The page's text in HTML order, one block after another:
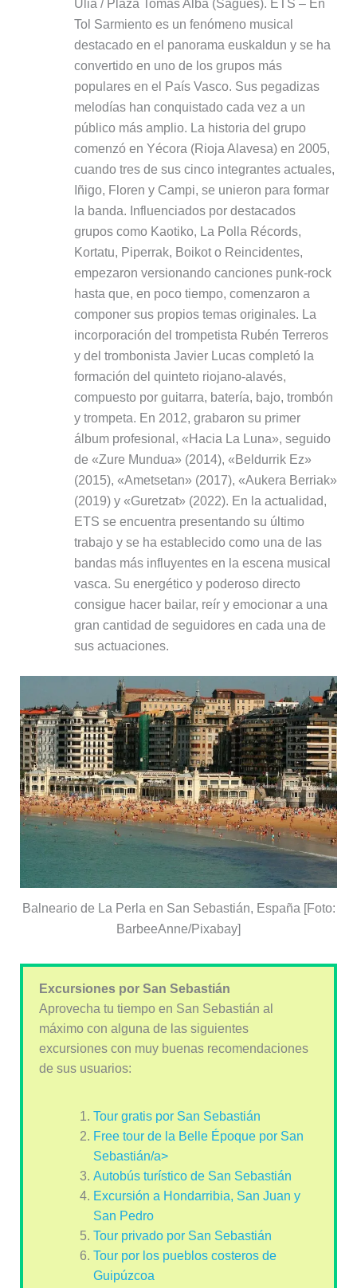
Ulia / Plaza Tomás Alba (Sagüés). ETS – En
Tol Sarmiento es un fenómeno musical
destacado en el panorama euskaldun y se ha
convertido en uno de los grupos más
populares en el País Vasco. Sus pegadizas
melodías han conquistado cada vez a un
público más amplio. La historia del grupo
comenzó en Yécora (Rioja Alavesa) en 2005,
cuando tres de sus cinco integrantes actuales,
Iñigo, Floren y Campi, se unieron para formar
la banda. Influenciados por destacados
grupos como Kaotiko, La Polla Récords,
Kortatu, Piperrak, Boikot o Reincidentes,
empezaron versionando canciones punk-rock
hasta que, en poco tiempo, comenzaron a
componer sus propios temas originales. La
incorporación del trompetista Rubén Terreros
y del trombonista Javier Lucas completó la
formación del quinteto riojano-alavés,
compuesto por guitarra, batería, bajo, trombón
y trompeta. En 2012, grabaron su primer
álbum profesional, «Hacia La Luna», seguido
de «Zure Mundua» (2014), «Beldurrik Ez»
(2015), «Ametsetan» (2017), «Aukera Berriak»
(2019) y «Guretzat» (2022). En la actualidad,
ETS se encuentra presentando su último
trabajo y se ha establecido como una de las
bandas más influyentes en la escena musical
vasca. Su energético y poderoso directo
consigue hacer bailar, reír y emocionar a una
gran cantidad de seguidores en cada una de
sus actuaciones.
Balneario de La Perla en San Sebastián, España [Foto:
BarbeeAnne/Pixabay]
Excursiones por San Sebastián
Aprovecha tu tiempo en San Sebastián al
máximo con alguna de las siguientes
excursiones con muy buenas recomendaciones
de sus usuarios:
Tour gratis por San Sebastián
Free tour de la Belle Époque por San
Sebastián/a>
Autobús turístico de San Sebastián
Excursión a Hondarribia, San Juan y
San Pedro
Tour privado por San Sebastián
Tour por los pueblos costeros de
Guipúzcoa